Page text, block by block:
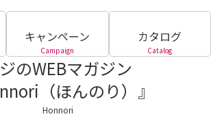
キャンペーン
Campaign
カタログ
Catalog
のWEBマガジン
（ほんのり）』
Honnori